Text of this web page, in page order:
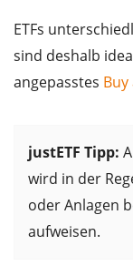
ETFs
sind deshalb
angepasstes
justETF Tipp:
wird in der
oder Anlagen
aufweisen.